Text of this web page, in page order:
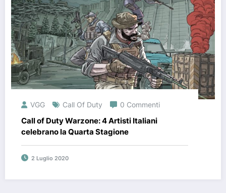
VGG Call Of Duty 0 Commenti
Call of Duty Warzone: 4 Artisti Italiani
celebrano la Quarta Stagione
2 Luglio 2020